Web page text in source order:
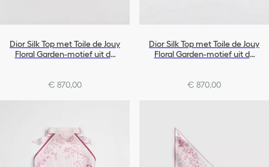
Dior Silk Top met Toile de Jouy
Floral Garden-motief uit de
€ 870,00
Dior Silk Top met Toile de Jouy
Floral Garden-motief uit de
€ 870,00